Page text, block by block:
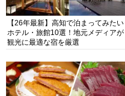
【26年最新】高知で泊まってみたい
ホテル・旅館10選！地元メディアが
観光に最適な宿を厳選